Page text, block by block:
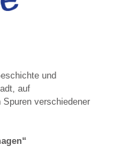
und
auf
Spuren verschiedener